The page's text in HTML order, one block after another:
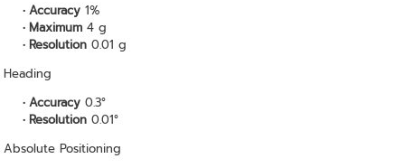
Accuracy 1%
Maximum 4 g
Resolution 0.01 g
Heading
Accuracy 0.3°
Resolution 0.01°
Absolute Positioning